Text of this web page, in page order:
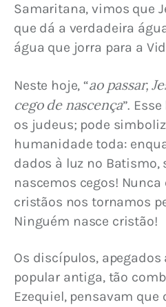
Samaritana, vimos que
que dá a verdadeira
água que jorra para a
Neste hoje, “ao passar,
cego de nascença”.
os judeus; pode
humanidade toda:
dados à luz no Batismo,
nascemos cegos!
cristãos nos tornamos
Ninguém nasce cristão!
Os discípulos, apegados
popular antiga, tão
Ezequiel, pensavam que